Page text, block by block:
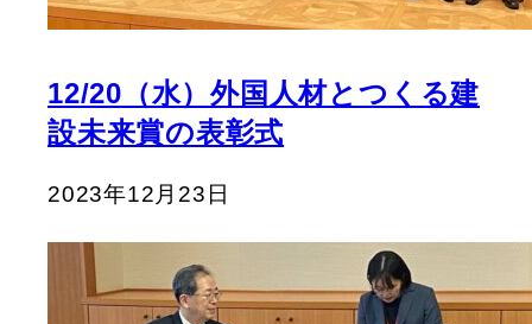
12/20（水）外国人材とつくる建
設未来賞の表彰式
2023年12月23日